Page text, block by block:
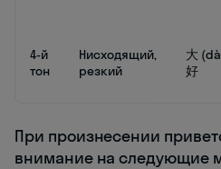
4-й
тон
Нисходящий,
резкий
大
好
При произнесении
внимание на следующие